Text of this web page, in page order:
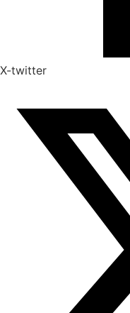
X-twitter